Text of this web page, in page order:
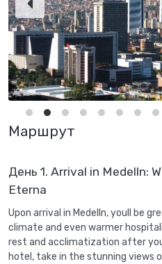
Маршрут
День 1. Arrival in Medelln:
Eterna
Upon arrival in Medelln, youll be
climate and even warmer
rest and acclimatization after
hotel, take in the stunning views